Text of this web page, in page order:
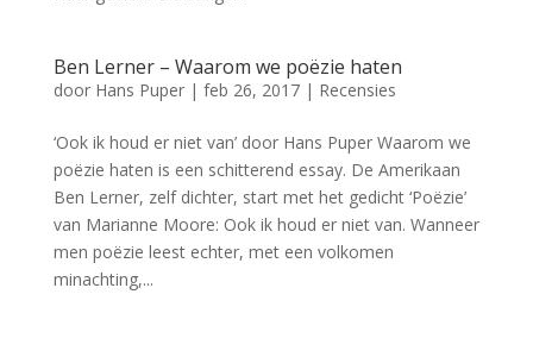
Ben Lerner – Waarom we poëzie haten
door Hans Puper| feb 26, 2017| Recensies
‘Ook ik houd er niet van’ door Hans Puper Waarom we
poëzie haten is een schitterend essay. De Amerikaan
Ben Lerner, zelf dichter, start met het gedicht ‘Poëzie’
van Marianne Moore: Ook ik houd er niet van. Wanneer
men poëzie leest echter, met een volkomen
minachting,...